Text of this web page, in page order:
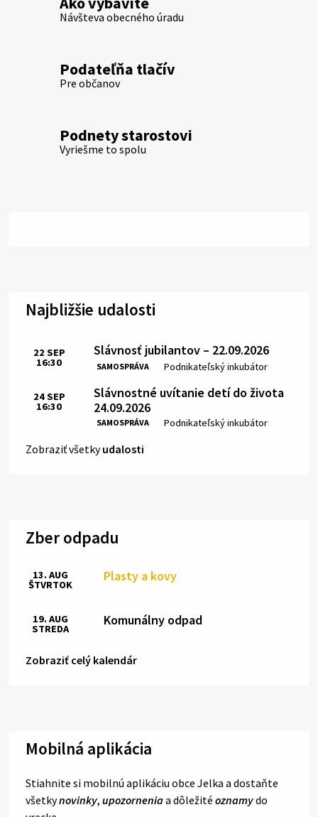
Návšteva obecného úradu
Podateľňa tlačív
Pre občanov
Podnety starostovi
Vyriešme to spolu
Najbližšie udalosti
Slávnosť jubilantov – 22.09.2026
SAMOSPRÁVA Miesto:
Podnikateľský inkubátor
Čas:
22 SEP
16:30
Slávnostné uvítanie detí do života
24.09.2026
SAMOSPRÁVA Miesto:
Podnikateľský inkubátor
Čas:
24SEP
16:30
Zobraziť všetkyudalosti
Zber odpadu
Plasty a kovy
13. AUG
ŠTVRTOK
Komunálny odpad
19. AUG
STREDA
Zobraziť celý kalendár
Mobilná aplikácia
Stiahnite si mobilnú aplikáciu obce Jelka a dostaňte
všetkynovinky, upozorneniaa dôležité oznamydo